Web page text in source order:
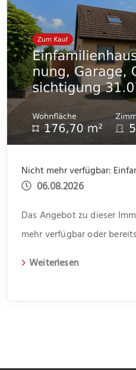
06.08.2026
Das Angebot zu dieser
mehr verfügbar oder
Weiterlesen